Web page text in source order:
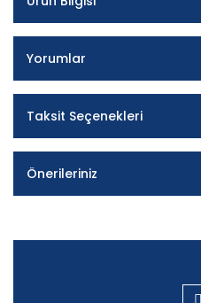
Yorumlar
Taksit Seçenekleri
Önerileriniz